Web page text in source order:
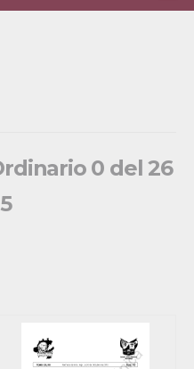
0 del 26